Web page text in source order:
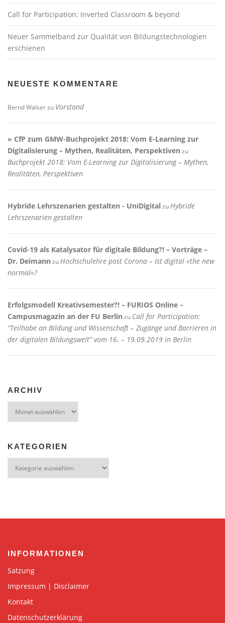
Call for Participation: Inverted Classroom & beyond
Neuer Sammelband zur Qualität von Bildungstechnologien
erschienen
NEUESTE KOMMENTARE
Bernd Walserzu Vorstand
» CfP zum GMW-Buchprojekt 2018: Vom E-Learning zur
Digitalisierung – Mythen, Realitäten, Perspektiven zu
Buchprojekt 2018: Vom E-Learning zur Digitalisierung – Mythen,
Realitäten, Perspektiven
Hybride Lehrszenarien gestalten - UniDigitalzuHybride
Lehrszenarien gestalten
Covid-19 als Katalysator für digitale Bildung?! – Vorträge –
Dr. Deimann zuHochschulehre post Corona – Ist digital «the new
normal»?
Erfolgsmodell Kreativsemester?! – FURIOS Online –
Campusmagazin an der FU Berlin zu Call for Participation:
“Teilhabe an Bildung und Wissenschaft – Zugänge und Barrieren in
der digitalen Bildungswelt” vom 16. – 19.09.2019 in Berlin
ARCHIV
KATEGORIEN
INFORMATIONEN
Satzung
Impressum | Disclaimer
Kontakt
Datenschutzerklärung